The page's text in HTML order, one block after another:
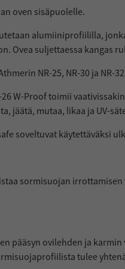
oven sisäpuolelle.
alumiiniprofiililla,
Ovea suljettaessa kangas
NR-25, NR-30 ja NR-
W-Proof toimii
jäätä, mutaa, likaa ja UV-
soveltuvat käytettäväksi
sormisuojan
pääsyn ovilehden ja
tulee